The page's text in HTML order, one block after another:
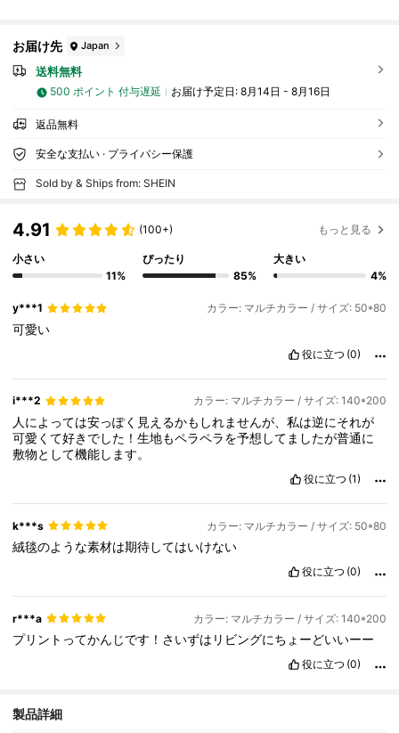
お届け先 Japan
送料無料
500 ポイント 付与遅延 お届け予定日: 8月14日 - 8月16日
返品無料
安全な支払い · プライバシー保護
Sold by & Ships from: SHEIN
4.91 (100+) もっと見る
小さい
11%
ぴったり
85%
大きい
4%
y***1 カラー: マルチカラー / サイズ: 50*80
可愛い
役に立つ (0)
i***2 カラー: マルチカラー / サイズ: 140*200
人によっては安っぽく見えるかもしれませんが、私は逆にそれが
可愛くて好きでした！生地もペラペラを予想してましたが普通に
敷物として機能します。
役に立つ (1)
k***s カラー: マルチカラー / サイズ: 50*80
絨毯のような素材は期待してはいけない
役に立つ (0)
r***a カラー: マルチカラー / サイズ: 140*200
プリントってかんじです！さいずはリビングにちょーどいいーー
役に立つ (0)
製品詳細